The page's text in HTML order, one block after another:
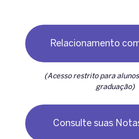
Relacionamento
(Acesso restrito para
graduação)
Consulte suas